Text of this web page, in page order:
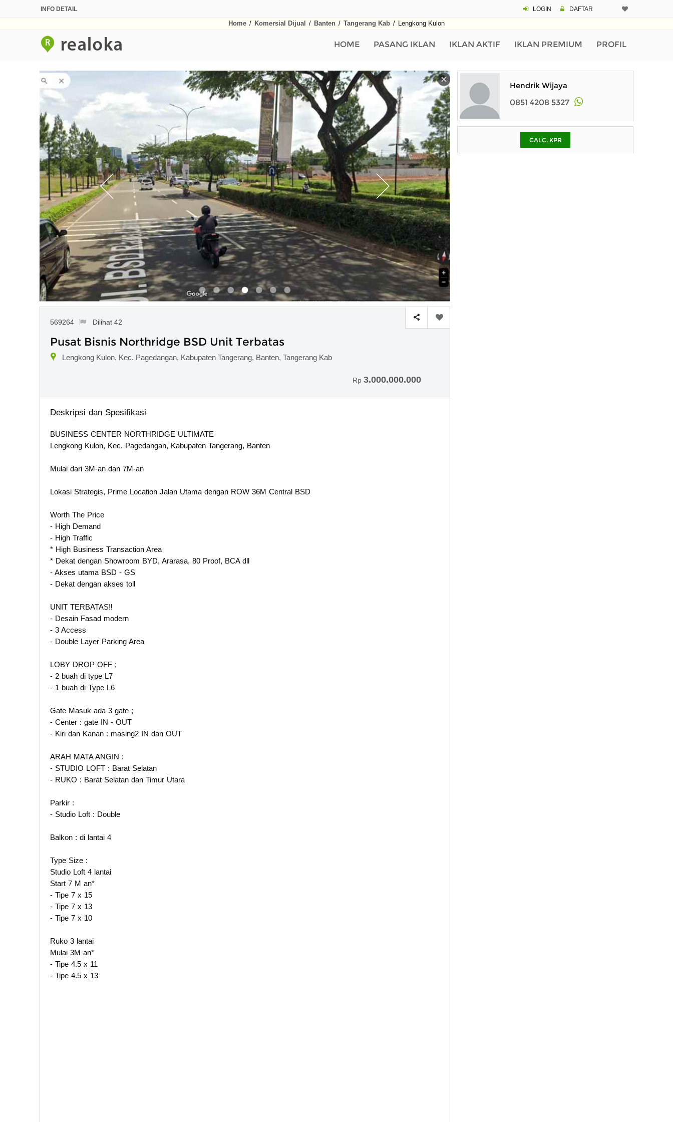
INFO DETAIL LOGIN DAFTAR
Home / Komersial Dijual / Banten / Tangerang Kab / Lengkong Kulon
HOME PASANG IKLAN IKLAN AKTIF IKLAN PREMIUM PROFIL
569264 Dilihat 42
Pusat Bisnis Northridge BSD Unit Terbatas
Lengkong Kulon, Kec. Pagedangan, Kabupaten Tangerang, Banten, Tangerang Kab
Rp 3.000.000.000
Deskripsi dan Spesifikasi
BUSINESS CENTER NORTHRIDGE ULTIMATE
Lengkong Kulon, Kec. Pagedangan, Kabupaten Tangerang, Banten
Mulai dari 3M-an dan 7M-an
Lokasi Strategis, Prime Location Jalan Utama dengan ROW 36M Central BSD
Worth The Price
- High Demand
- ⁠High Traffic
* ⁠High Business Transaction Area
* ⁠Dekat dengan Showroom BYD, Ararasa, 80 Proof, BCA dll
- Akses utama BSD - GS
- ⁠Dekat dengan akses toll
UNIT TERBATAS‼️
- ⁠Desain Fasad modern
- ⁠3 Access
- ⁠Double Layer Parking Area
LOBY DROP OFF ;
- 2 buah di type L7
- 1 buah di Type L6
Gate Masuk ada 3 gate ;
- Center : gate IN - OUT
- Kiri dan Kanan : masing2 IN dan OUT
ARAH MATA ANGIN :
- STUDIO LOFT : Barat Selatan
- RUKO : Barat Selatan dan Timur Utara
Parkir :
- Studio Loft : Double
Balkon : di lantai 4
Type Size :
Studio Loft 4 lantai
Start 7 M an*
- Tipe 7 x 15
- Tipe 7 x 13
- Tipe 7 x 10⁠
Ruko 3 lantai
Mulai 3M an*
- Tipe 4.5 x 11
- Tipe 4.5 x 13
Pinjaman (PIN)
pada kotak-
Hendrik Wijaya
0851 4208 5327
CALC. KPR